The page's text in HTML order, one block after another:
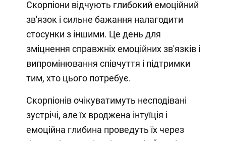
Скорпіони відчують глибокий емоційний
зв'язок і сильне бажання налагодити
стосунки з іншими. Це день для
зміцнення справжніх емоційних зв'язків і
випромінювання співчуття і підтримки
тим, хто цього потребує.
Скорпіонів очікуватимуть несподівані
зустрічі, але їх вроджена інтуїція і
емоційна глибина проведуть їх через